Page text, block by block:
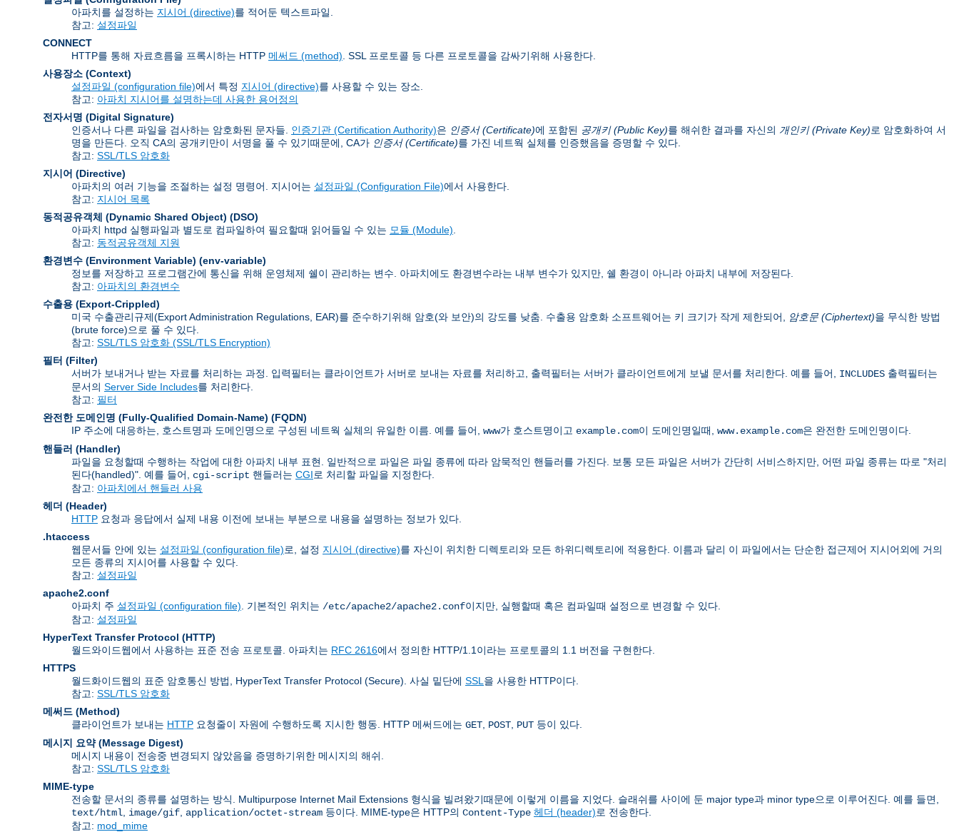
아파치를 설정하는 지시어 (directive)를 적어둔 텍스트파일.
참고: 설정파일
CONNECT
HTTP를 통해 자료흐름을 프록시하는 HTTP 메써드 (method) . SSL 프로토콜 등 다른 프로토콜을 감싸기위해 사용한다.
사용장소 (Context)
설정파일 (configuration file)에서 특정 지시어 (directive)를 사용할 수 있는 장소.
참고: 아파치 지시어를 설명하는데 사용한 용어정의
전자서명 (Digital Signature)
인증서나 다른 파일을 검사하는 암호화된 문자들. 인증기관 (Certification Authority)은 인증서 (Certificate)에 포함된 공개키 (Public Key)를 해쉬한 결과를 자신의 개인키 (Private Key)로 암호화하여 서
명을 만든다. 오직 CA의 공개키만이 서명을 풀 수 있기때문에, CA가 인증서 (Certificate)를 가진 네트웍 실체를 인증했음을 증명할 수 있다.
참고: SSL/TLS 암호화
지시어 (Directive)
아파치의 여러 기능을 조절하는 설정 명령어. 지시어는 설정파일 (Configuration File)에서 사용한다.
참고: 지시어 목록
동적공유객체 (Dynamic Shared Object) (DSO)
아파치 httpd 실행파일과 별도로 컴파일하여 필요할때 읽어들일 수 있는 모듈 (Module)
참고: 동적공유객체 지원
환경변수 (Environment Variable) (env-variable)
정보를 저장하고 프로그램간에 통신을 위해 운영체제 쉘이 관리하는 변수. 아파치에도 환경변수라는 내부 변수가 있지만, 쉘 환경이 아니라 아파치 내부에 저장된다.
참고: 아파치의 환경변수
수출용 (Export-Crippled)
미국 수출관리규제(Export Administration Regulations, EAR)를 준수하기위해 암호(와 보안)의 강도를 낮춤. 수출용 암호화 소프트웨어는 키 크기가 작게 제한되어,
암호문 (Ciphertext)을 무식한 방법
(brute force)으로 풀 수 있다.
참고: SSL/TLS 암호화 (SSL/TLS Encryption)
필터 (Filter)
서버가 보내거나 받는 자료를 처리하는 과정. 입력필터는 클라이언트가 서버로 보내는 자료를 처리하고, 출력필터는 서버가 클라이언트에게 보낼 문서를 처리한다. 예를 들어, INCLUDES 출력필터는
문서의 Server Side Includes를 처리한다.
참고: 필터
완전한 도메인명 (Fully-Qualified Domain-Name) (FQDN)
IP 주소에 대응하는, 호스트명과 도메인명으로 구성된 네트웍 실체의 유일한 이름. 예를 들어, www가 호스트명이고 example.com이 도메인명일때, www.example.com은 완전한 도메인명이다.
핸들러 (Handler)
파일을 요청할때 수행하는 작업에 대한 아파치 내부 표현. 일반적으로 파일은 파일 종류에 따라 암묵적인 핸들러를 가진다. 보통 모든 파일은 서버가 간단히 서비스하지만, 어떤 파일 종류는 따로 "처리
된다(handled)". 예를 들어, cgi-script 핸들러는 CGI로 처리할 파일을 지정한다.
참고: 아파치에서 핸들러 사용
헤더 (Header)
HTTP 요청과 응답에서 실제 내용 이전에 보내는 부분으로 내용을 설명하는 정보가 있다.
.htaccess
웹문서들 안에 있는 설정파일 (configuration file)로, 설정 지시어 (directive)를 자신이 위치한 디렉토리와 모든 하위디렉토리에 적용한다. 이름과 달리 이 파일에서는 단순한 접근제어 지시어외에 거의
모든 종류의 지시어를 사용할 수 있다.
참고: 설정파일
apache2.conf
아파치 주 설정파일 (configuration file) . 기본적인 위치는 /etc/apache2/apache2.conf이지만, 실행할때 혹은 컴파일때 설정으로 변경할 수 있다.
참고: 설정파일
HyperText Transfer Protocol (HTTP)
월드와이드웹에서 사용하는 표준 전송 프로토콜. 아파치는 RFC 2616에서 정의한 HTTP/1.1이라는 프로토콜의 1.1 버전을 구현한다.
HTTPS
월드화이드웹의 표준 암호통신 방법, HyperText Transfer Protocol (Secure). 사실 밑단에 SSL 을 사용한 HTTP이다.
참고: SSL/TLS 암호화
메써드 (Method)
클라이언트가 보내는 HTTP 요청줄이 자원에 수행하도록 지시한 행동. HTTP 메써드에는 GET POST PUT 등이 있다.
메시지 요약 (Message Digest)
메시지 내용이 전송중 변경되지 않았음을 증명하기위한 메시지의 해쉬.
참고: SSL/TLS 암호화
MIME-type
전송할 문서의 종류를 설명하는 방식. Multipurpose Internet Mail Extensions 형식을 빌려왔기때문에 이렇게 이름을 지었다. 슬래쉬를 사이에 둔 major type과 minor type으로 이루어진다. 예를 들면,
text/html image/gif application/octet-stream 등이다. MIME-type은 HTTP의 Content-Type 헤더 (header)로 전송한다.
참고: mod_mime